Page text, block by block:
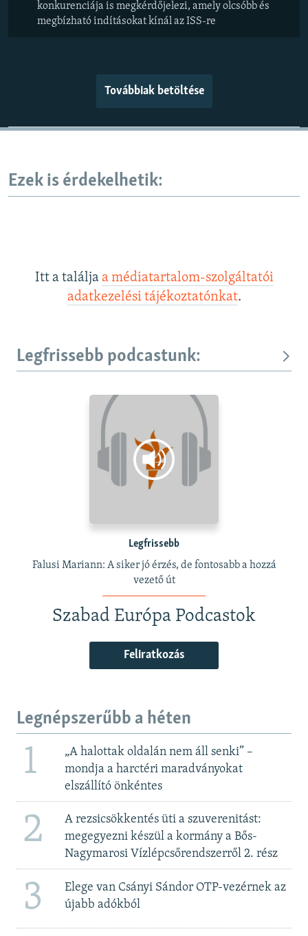
konkurenciája is megkérdőjelezi, amely olcsóbb és
megbízható indításokat kínál az ISS-re
Továbbiak betöltése
Ezek is érdekelhetik:
Itt a találja a médiatartalom-szolgáltatói
adatkezelési tájékoztatónkat.
Legfrissebb podcastunk:
Legfrissebb
Falusi Mariann: A siker jó érzés, de fontosabb a hozzá
vezető út
Szabad Európa Podcastok
Feliratkozás
Legnépszerűbb a héten
1
„A halottak oldalán nem áll senki” –
mondja a harctéri maradványokat
elszállító önkéntes
2
A rezsicsökkentés üti a szuverenitást:
megegyezni készül a kormány a Bős-
Nagymarosi Vízlépcsőrendszerről 2. rész
3
Elege van Csányi Sándor OTP-vezérnek az
újabb adókból